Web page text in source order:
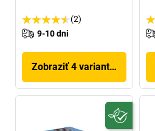
(2)
9-10 dni
Zobraziť 4 variantov